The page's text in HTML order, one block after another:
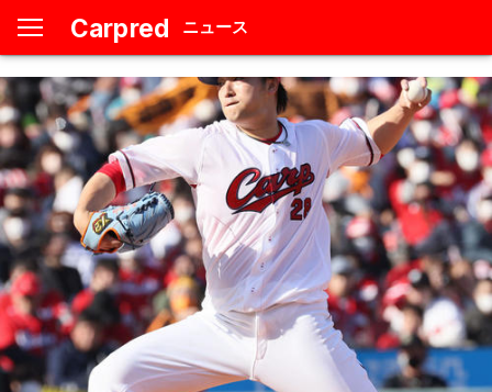
Carpred ニュース